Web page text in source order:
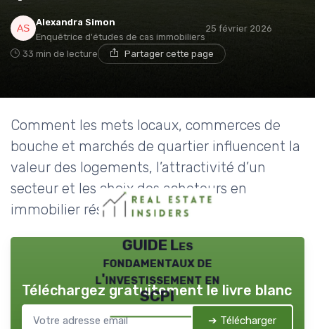
Alexandra Simon
Enquêtrice d'études de cas immobiliers
25 février 2026
33 min de lecture Partager cette page
Comment les mets locaux, commerces de
bouche et marchés de quartier influencent la
valeur des logements, l’attractivité d’un
secteur et les choix des acheteurs en
immobilier résidentiel.
GUIDE Les
fondamentaux de
l'investissement en
SCPI
Téléchargez gratuitement le livre blanc
➔ Télécharger